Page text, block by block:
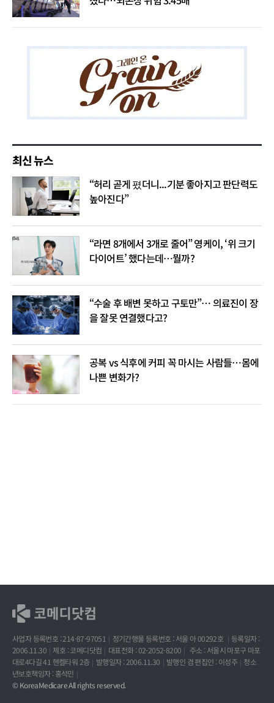
최신 뉴스
“허리 곧게 폈더니...기분 좋아지고 판단력도
높아진다”
“라면 8개에서 3개로 줄어” 영케이, ‘위 크기
다이어트’ 했다는데…뭘까?
“수술 후 배변 못하고 구토만”… 의료진이 장
을 잘못 연결했다고?
공복 vs 식후에 커피 꼭 마시는 사람들…몸에
나쁜 변화가?
사업자 등록번호 : 214-87-97051 정기간행물 등록번호 : 서울 아 00292호
등록일자 :
2006.11.30
제호 : 코메디닷컴 대표전화 : 02-2052-8200
주소 : 서울시 마포구 마포
대로4다길 41 헨켈타워 2층
발행일자 : 2006.11.30 발행인 겸 편집인 : 이성주
청소
년보호책임자 : 홍석민
© KoreaMedicare All rights reserved.